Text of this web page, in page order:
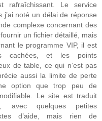
rafraîchissant. Le service
noté un délai de réponse
complexe concernant des
un fichier détaillé, mais
le programme VIP, il est
cachées, et les points
de table, ce qui n’est pas
aussi la limite de perte
option que trop peu de
Le site est traduit
avec quelques petites
d’aide, mais rien de